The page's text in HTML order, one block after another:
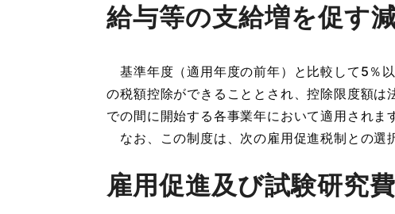
給与等の支給増を促す
基準年度（適用年度の前年）と比較して5％
の税額控除ができることとされ、控除限度額
での間に開始する各事業年において適用されま
なお、この制度は、次の雇用促進税制との選
雇用促進及び試験研究